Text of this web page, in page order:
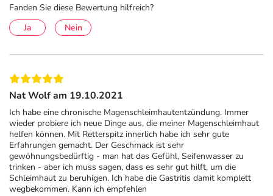
Fanden Sie diese Bewertung hilfreich?
Ja
Nein
Nat Wolf am 19.10.2021
Ich habe eine chronische Magenschleimhautentzündung. Immer
wieder probiere ich neue Dinge aus, die meiner Magenschleimhaut
helfen können. Mit Retterspitz innerlich habe ich sehr gute
Erfahrungen gemacht. Der Geschmack ist sehr
gewöhnungsbedürftig - man hat das Gefühl, Seifenwasser zu
trinken - aber ich muss sagen, dass es sehr gut hilft, um die
Schleimhaut zu beruhigen. Ich habe die Gastritis damit komplett
wegbekommen. Kann ich empfehlen